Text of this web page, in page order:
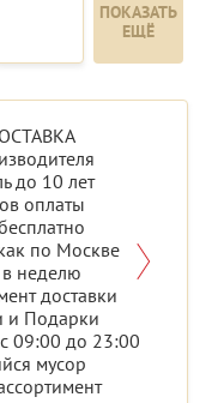
ПОКАЗАТЬ
ЕЩЁ
до 10 лет
оплаты
по Москве
в неделю
доставки
и Подарки
09:00 до 23:00
мусор